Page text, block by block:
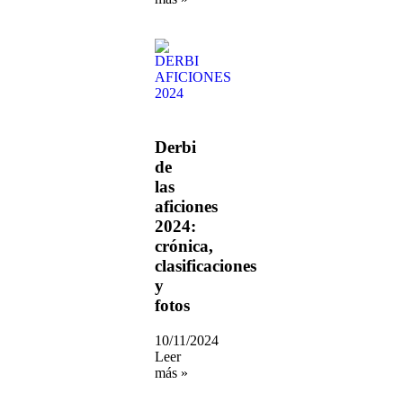
Derbi
de
las
aficiones
2024:
crónica,
clasificaciones
y
fotos
10/11/2024
Leer
más »